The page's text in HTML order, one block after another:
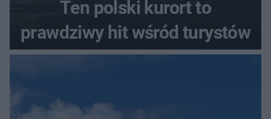
Ten polski kurort to
prawdziwy hit wśród turystów